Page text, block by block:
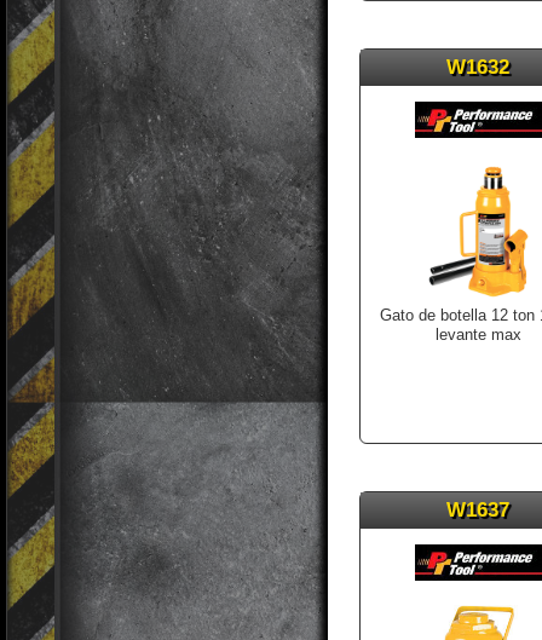
W1632
Gato de botella 12 ton
levante max
W1637